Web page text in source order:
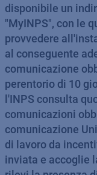
disponibile un
"MyINPS", con le
provvedere
al conseguente
comunicazione
perentorio di 10
l'INPS consulta
comunicazioni
comunicazione
di lavoro da
inviata e accoglie